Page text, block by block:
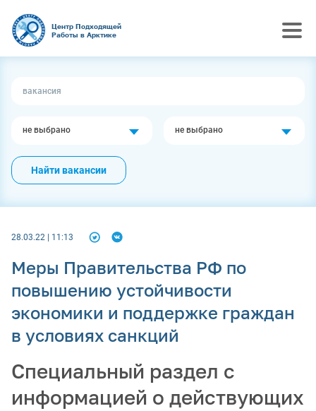
Центр Подходящей
Работы в Арктике
не выбрано не выбрано
Найти вакансии
28.03.22 | 11:13
Меры Правительства РФ по
повышению устойчивости
экономики и поддержке граждан
в условиях санкций
Специальный раздел с
информацией о действующих